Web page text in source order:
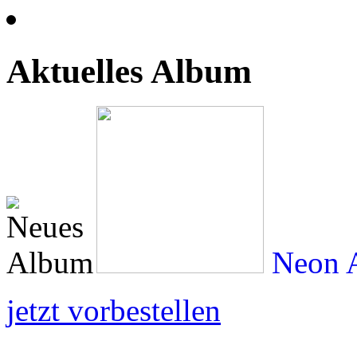
Aktuelles Album
Neon
jetzt vorbestellen